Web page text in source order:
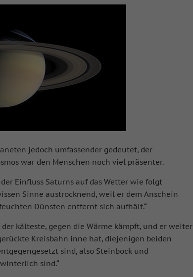
jedoch umfassender gedeutet, der
war den Menschen noch viel präsenter.
der Einfluss Saturns auf das Wetter wie folgt
Sinne austrocknend, weil er dem Anschein
Dünsten entfernt sich aufhält.“
kälteste, gegen die Wärme kämpft, und er weiter
Kreisbahn inne hat, diejenigen beiden
sind, also Steinbock und
sind.“